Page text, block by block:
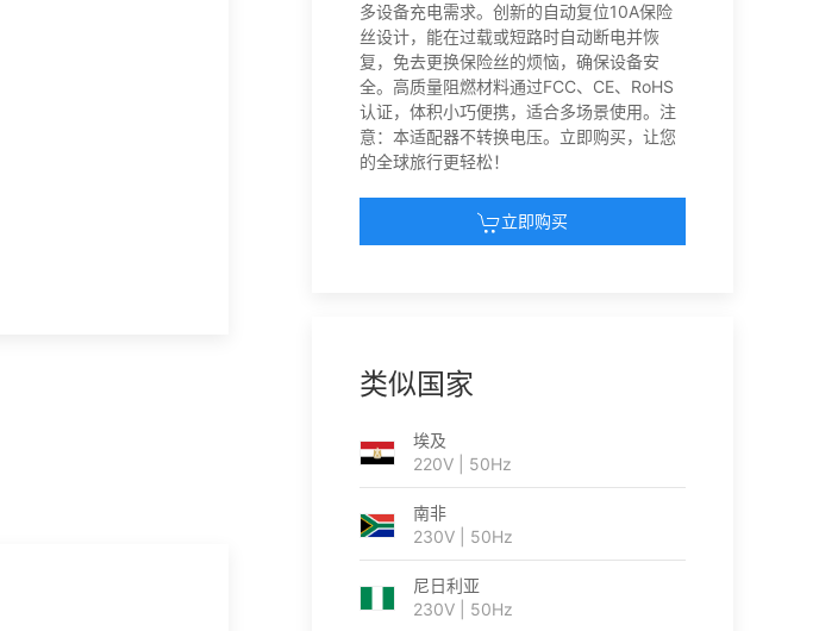
多设备充电需求。创新的自动复位10A保险
丝设计，能在过载或短路时自动断电并恢
复，免去更换保险丝的烦恼，确保设备安
全。高质量阻燃材料通过FCC、CE、RoHS
认证，体积小巧便携，适合多场景使用。注
意：本适配器不转换电压。立即购买，让您
的全球旅行更轻松！
立即购买
类似国家
埃及
220V | 50Hz
南非
230V | 50Hz
尼日利亚
230V | 50Hz